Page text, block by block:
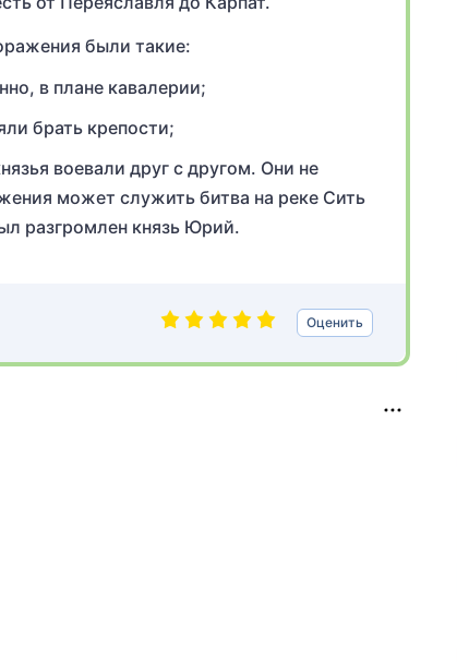
были такие:
в плане кавалерии;
брать крепости;
воевали друг с другом. Они не
может служить битва на реке Сить
разгромлен князь Юрий.
Оценить